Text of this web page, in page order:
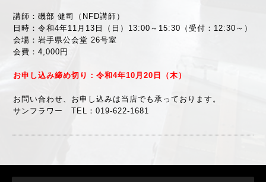
講師：磯部 健司（NFD講師）
日時：令和4年11月13日（日）13:00～15:30（受付：12:30～）
会場：岩手県公会堂 26号室
会費：4,000円
お申し込み締め切り：令和4年10月20日（木）
お問い合わせ、お申し込みは当店でも承っております。
サンフラワー TEL：019-622-1681